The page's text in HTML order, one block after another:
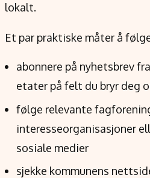
lokalt.
Et par praktiske måter å
abonnere på nyhetsbrev
etater på felt du bryr deg
følge relevante
interesseorganisasjoner
sosiale medier
sjekke kommunens